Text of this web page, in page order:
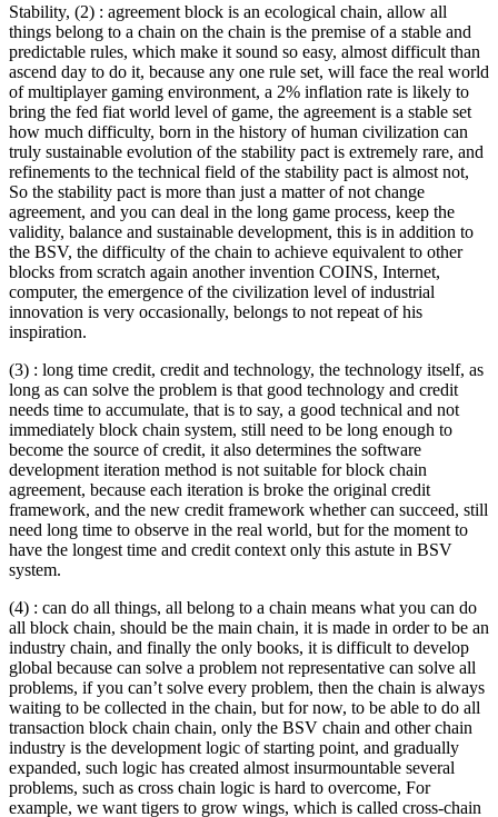
Stability, (2) : agreement block is an ecological chain, allow all
things belong to a chain on the chain is the premise of a stable and
predictable rules, which make it sound so easy, almost difficult than
ascend day to do it, because any one rule set, will face the real world
of multiplayer gaming environment, a 2% inflation rate is likely to
bring the fed fiat world level of game, the agreement is a stable set
how much difficulty, born in the history of human civilization can
truly sustainable evolution of the stability pact is extremely rare, and
refinements to the technical field of the stability pact is almost not,
So the stability pact is more than just a matter of not change
agreement, and you can deal in the long game process, keep the
validity, balance and sustainable development, this is in addition to
the BSV, the difficulty of the chain to achieve equivalent to other
blocks from scratch again another invention COINS, Internet,
computer, the emergence of the civilization level of industrial
innovation is very occasionally, belongs to not repeat of his
inspiration.
(3) : long time credit, credit and technology, the technology itself, as
long as can solve the problem is that good technology and credit
needs time to accumulate, that is to say, a good technical and not
immediately block chain system, still need to be long enough to
become the source of credit, it also determines the software
development iteration method is not suitable for block chain
agreement, because each iteration is broke the original credit
framework, and the new credit framework whether can succeed, still
need long time to observe in the real world, but for the moment to
have the longest time and credit context only this astute in BSV
system.
(4) : can do all things, all belong to a chain means what you can do
all block chain, should be the main chain, it is made in order to be an
industry chain, and finally the only books, it is difficult to develop
global because can solve a problem not representative can solve all
problems, if you can’t solve every problem, then the chain is always
waiting to be collected in the chain, but for now, to be able to do all
transaction block chain chain, only the BSV chain and other chain
industry is the development logic of starting point, and gradually
expanded, such logic has created almost insurmountable several
problems, such as cross chain logic is hard to overcome, For
example, we want tigers to grow wings, which is called cross-chain